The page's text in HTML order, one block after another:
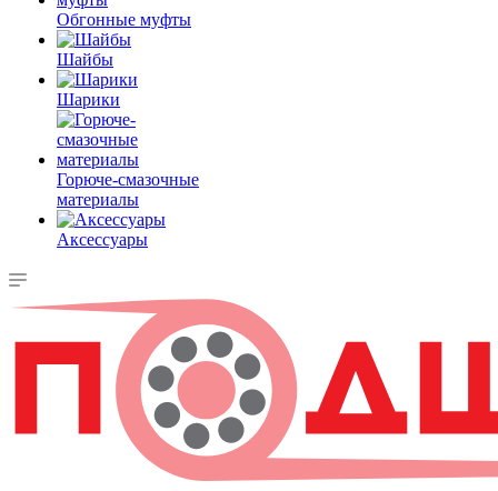
Обгонные муфты
Шайбы
Шарики
Горюче-смазочные
материалы
Аксессуары